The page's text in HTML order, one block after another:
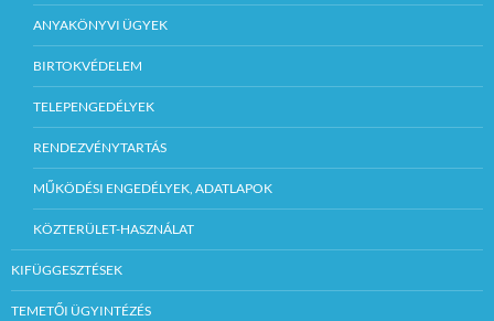
ANYAKÖNYVI ÜGYEK
BIRTOKVÉDELEM
TELEPENGEDÉLYEK
RENDEZVÉNYTARTÁS
MŰKÖDÉSI ENGEDÉLYEK, ADATLAPOK
KÖZTERÜLET-HASZNÁLAT
KIFÜGGESZTÉSEK
TEMETŐI ÜGYINTÉZÉS